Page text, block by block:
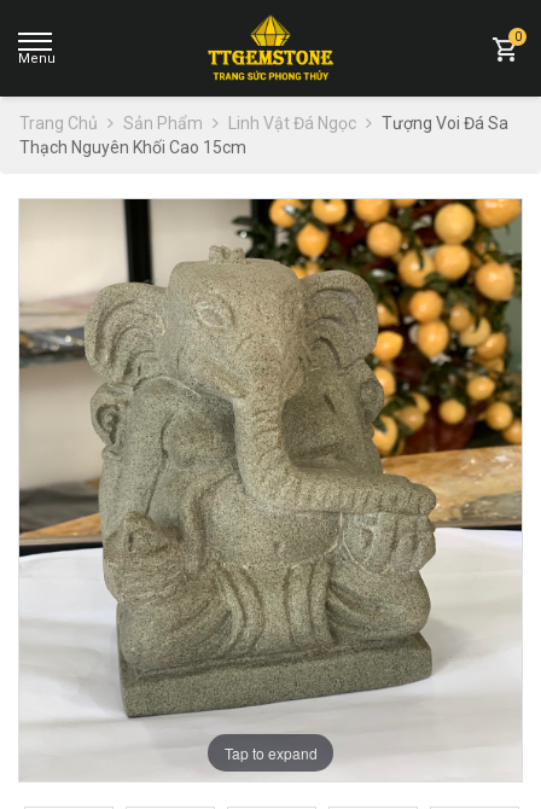
0
Trang Chủ Sản Phẩm Linh Vật Đá Ngọc
Tượng Voi Đá Sa
Thạch Nguyên Khối Cao 15cm
Tap to expand